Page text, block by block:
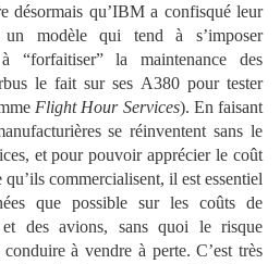
désormais qu’IBM a confisqué leur
modèle qui tend à s’imposer
“forfaitiser” la maintenance des
le fait sur ses A380 pour tester
Flight Hour Services). En faisant
se réinventent sans le
et pour pouvoir apprécier le coût
commercialisent, il est essentiel
que possible sur les coûts de
et des avions, sans quoi le risque
à vendre à perte. C’est très